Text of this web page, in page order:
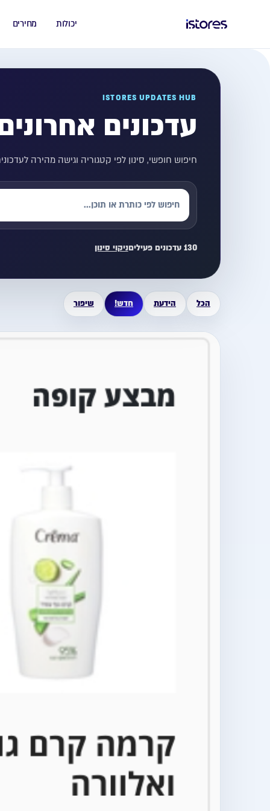
יכולות מחירים
ISTORES UPDATES HUB
עדכונים
חיפוש חופשי, סינון לפי קטגוריה וגישה מהירה
130 עדכונים פעילים ניקוי סינון
הכל הידעת חדש! שיפור